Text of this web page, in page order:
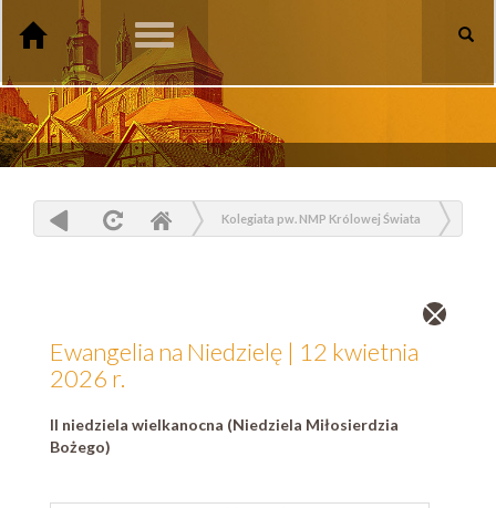
Toggle
navigation
Kolegiata pw. NMP Królowej Świata
Zamknij
Ewangelia na Niedzielę | 12 kwietnia
2026 r.
II niedziela wielkanocna (Niedziela Miłosierdzia
Bożego)